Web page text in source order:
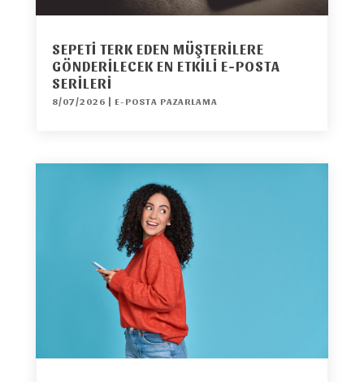
SEPETI TERK EDEN MÜŞTERILERE
GÖNDERILECEK EN ETKILI E-POSTA
SERILERI
8/07/2026 | E-POSTA PAZARLAMA